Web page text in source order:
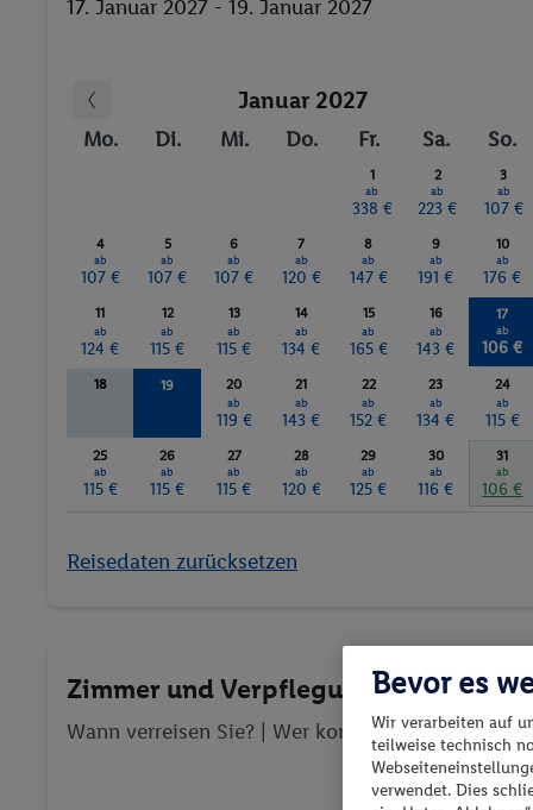
17. Januar 2027 - 19. Januar 2027
Januar 2027
Mo. Di. Mi. Do. Fr. Sa. So.
1
ab
338 €
2
ab
223 €
3
ab
107 €
4
ab
107 €
5
ab
107 €
6
ab
107 €
7
ab
120 €
8
ab
147 €
9
ab
191 €
10
ab
176 €
11
ab
124 €
12
ab
115 €
13
ab
115 €
14
ab
134 €
15
ab
165 €
16
ab
143 €
17
ab
106 €
18 19 20
ab
119 €
21
ab
143 €
22
ab
152 €
23
ab
134 €
24
ab
115 €
25
ab
115 €
26
ab
115 €
27
ab
115 €
28
ab
120 €
29
ab
125 €
30
ab
116 €
31
ab
106 €
Reisedaten zurücksetzen
Zimmer und Verpflegung wählen
Wann verreisen Sie? | Wer kommt mit?| Wo geht
Bevor es
Wir verarbeiten auf
teilweise technisch
verwendet. Dies